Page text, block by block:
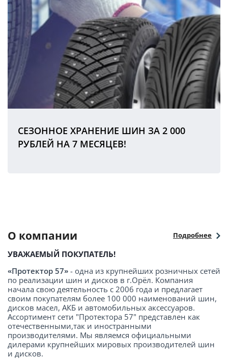
СЕЗОННОЕ ХРАНЕНИЕ ШИН ЗА 2 000
РУБЛЕЙ НА 7 МЕСЯЦЕВ!
О компании Подробнее
УВАЖАЕМЫЙ ПОКУПАТЕЛЬ!
«Протектор 57» - одна из крупнейших розничных сетей
по реализации шин и дисков в г.Орёл. Компания
начала свою деятельность с 2006 года и предлагает
своим покупателям более 100 000 наименований шин,
дисков масел, АКБ и автомобильных аксессуаров.
Ассортимент сети "Протектора 57" представлен как
отечественными,так и иностранными
производителями. Мы являемся официальными
дилерами крупнейших мировых производителей шин
и дисков.